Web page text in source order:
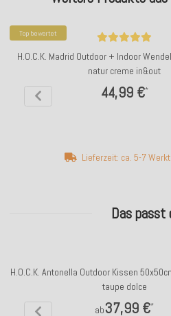
Top bewertet
H.O.C.K. Madrid Outdoor + Indoor
natur creme in&out
44,99 €*
Lieferzeit: ca. 5-7
Das passt
H.O.C.K. Antonella Outdoor Kissen
taupe dolce
ab37,99 €*